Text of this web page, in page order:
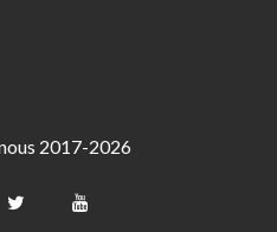
2017-2026